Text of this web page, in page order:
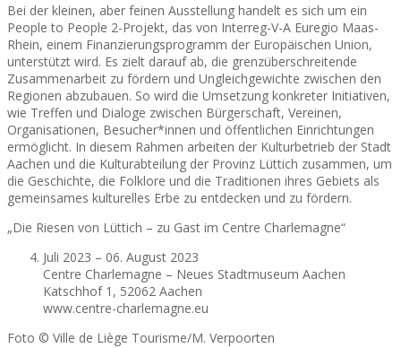
Bei der kleinen, aber feinen Ausstellung handelt es sich um ein
People to People 2-Projekt, das von Interreg-V-A Euregio Maas-
Rhein, einem Finanzierungsprogramm der Europäischen Union,
unterstützt wird. Es zielt darauf ab, die grenzüberschreitende
Zusammenarbeit zu fördern und Ungleichgewichte zwischen den
Regionen abzubauen. So wird die Umsetzung konkreter Initiativen,
wie Treffen und Dialoge zwischen Bürgerschaft, Vereinen,
Organisationen, Besucher*innen und öffentlichen Einrichtungen
ermöglicht. In diesem Rahmen arbeiten der Kulturbetrieb der Stadt
Aachen und die Kulturabteilung der Provinz Lüttich zusammen, um
die Geschichte, die Folklore und die Traditionen ihres Gebiets als
gemeinsames kulturelles Erbe zu entdecken und zu fördern.
„Die Riesen von Lüttich – zu Gast im Centre Charlemagne“
Juli 2023 – 06. August 2023
Centre Charlemagne – Neues Stadtmuseum Aachen
Katschhof 1, 52062 Aachen
www.centre-charlemagne.eu
Foto © Ville de Liège Tourisme/M. Verpoorten